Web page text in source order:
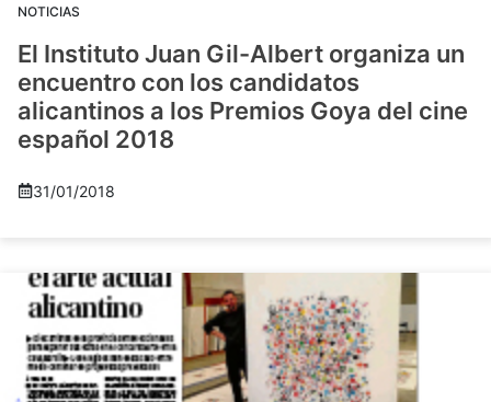
NOTICIAS
El Instituto Juan Gil-Albert organiza un
encuentro con los candidatos
alicantinos a los Premios Goya del cine
español 2018
31/01/2018